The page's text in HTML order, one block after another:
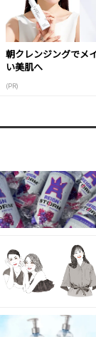
朝クレンジングでメ
い美肌へ
(PR)